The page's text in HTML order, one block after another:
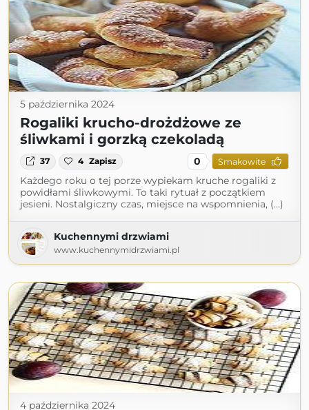
5 października 2024
Rogaliki krucho-drożdżowe ze
śliwkami i gorzką czekoladą
37 4 Zapisz 0 Smakowite
Każdego roku o tej porze wypiekam kruche rogaliki z
powidłami śliwkowymi. To taki rytuał z początkiem
jesieni. Nostalgiczny czas, miejsce na wspomnienia, (...)
Kuchennymi drzwiami
www.kuchennymidrzwiami.pl
4 października 2024